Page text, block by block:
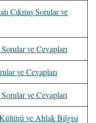
Çıkmış Sorular ve
ve Cevapları
ve Cevapları
ve Cevapları
ve Ahlak Bilgisi